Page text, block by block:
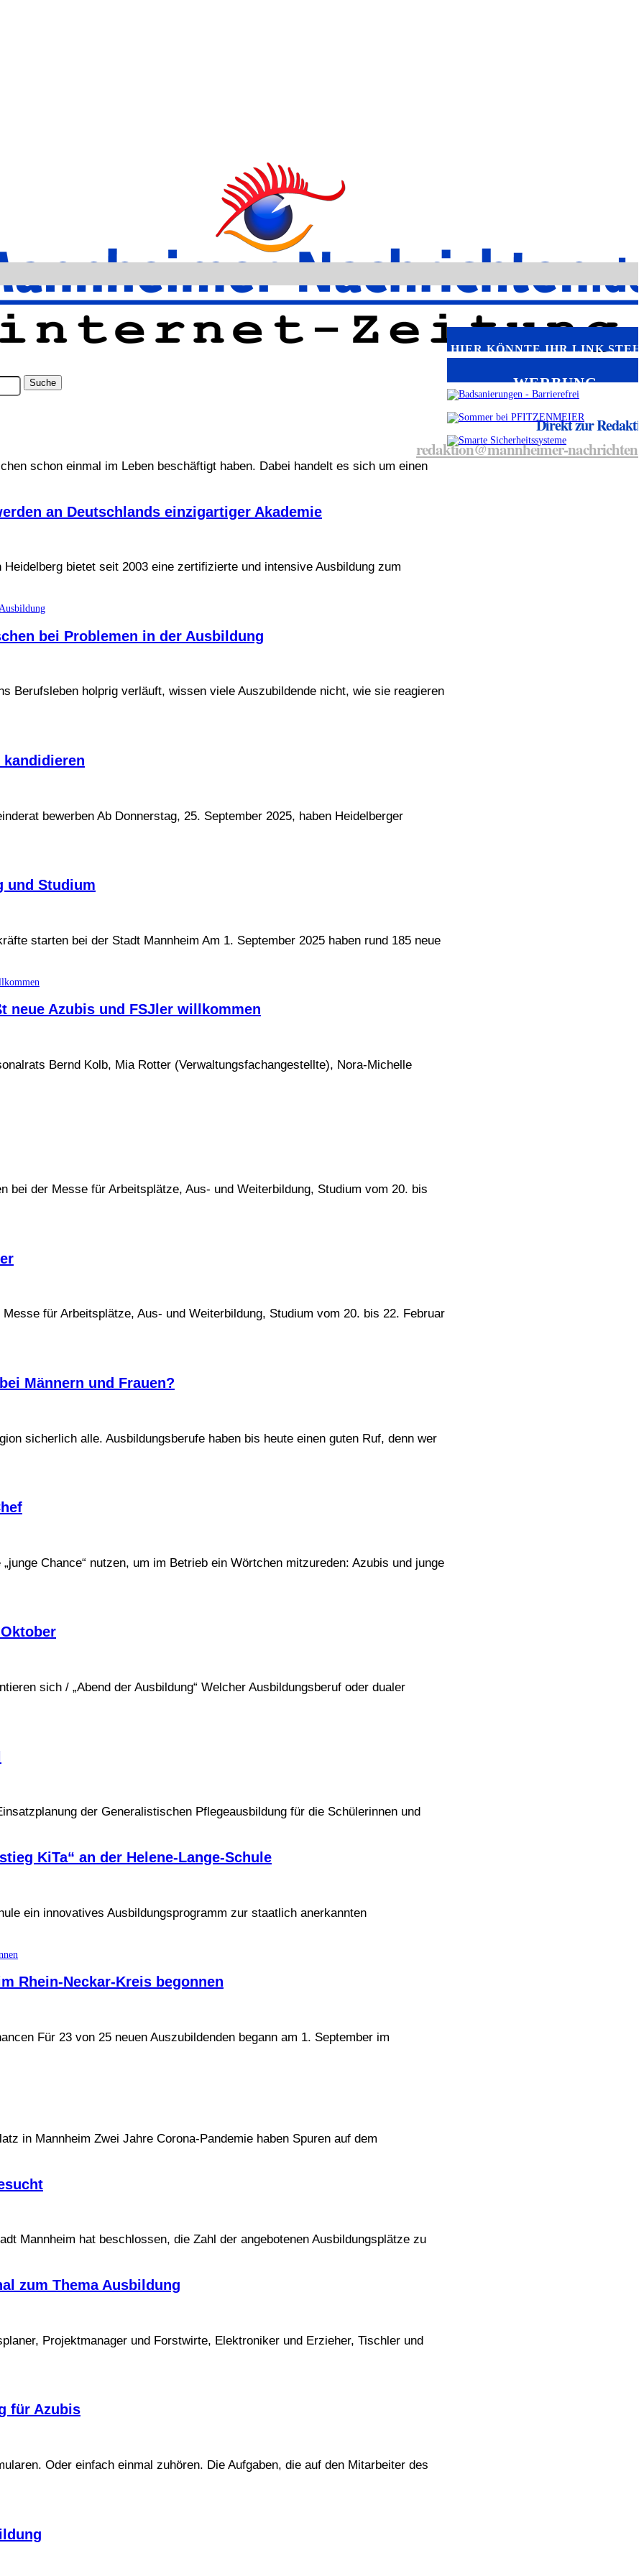
Direkt zur
redaktion@mannheimer-
schon einmal im Leben beschäftigt haben. Dabei handelt es sich um einen
an Deutschlands einzigartiger Akademie
bietet seit 2003 eine zertifizierte und intensive Ausbildung zum
bei Problemen in der Ausbildung
Berufsleben holprig verläuft, wissen viele Auszubildende nicht, wie sie reagieren
kandidieren
bewerben Ab Donnerstag, 25. September 2025, haben Heidelberger
und Studium
starten bei der Stadt Mannheim Am 1. September 2025 haben rund 185 neue
neue Azubis und FSJler willkommen
Bernd Kolb, Mia Rotter (Verwaltungsfachangestellte), Nora-Michelle
bei der Messe für Arbeitsplätze, Aus- und Weiterbildung, Studium vom 20. bis
für Arbeitsplätze, Aus- und Weiterbildung, Studium vom 20. bis 22. Februar
Männern und Frauen?
sicherlich alle. Ausbildungsberufe haben bis heute einen guten Ruf, denn wer
Chance“ nutzen, um im Betrieb ein Wörtchen mitzureden: Azubis und junge
sich / „Abend der Ausbildung“ Welcher Ausbildungsberuf oder dualer
der Generalistischen Pflegeausbildung für die Schülerinnen und
KiTa“ an der Helene-Lange-Schule
ein innovatives Ausbildungsprogramm zur staatlich anerkannten
Rhein-Neckar-Kreis begonnen
Für 23 von 25 neuen Auszubildenden begann am 1. September im
in Mannheim Zwei Jahre Corona-Pandemie haben Spuren auf dem
Mannheim hat beschlossen, die Zahl der angebotenen Ausbildungsplätze zu
zum Thema Ausbildung
Projektmanager und Forstwirte, Elektroniker und Erzieher, Tischler und
für Azubis
Oder einfach einmal zuhören. Die Aufgaben, die auf den Mitarbeiter des
HIER KÖNNTE IHR LINK
WERBUNG